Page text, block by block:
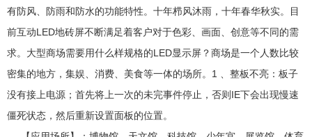
有防风、防雨和防水的功能特性。十年栉风沐雨，十年春华秋实。目
前互动LED地砖屏不断满足着客户对于色彩、画面、创意等不同的需
求。大型商场需要用什么样规格的LED显示屏？商场是一个人数比较
密集的地方，集娱、消费、美食等一体的场所。1 、整板不亮：板子
没有接上电源；首先将上一次的未完事件停止，否则IE下会出现慢速
僵死状态，然后重新设置面板的位置。